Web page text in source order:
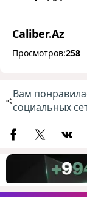
Caliber.Az
Просмотров:258
Вам
социальных